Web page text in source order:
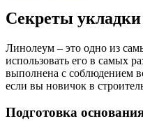
Секреты
Линолеум – это одно из
использовать его в самых
выполнена с соблюдением
если вы новичок в
Подготовка